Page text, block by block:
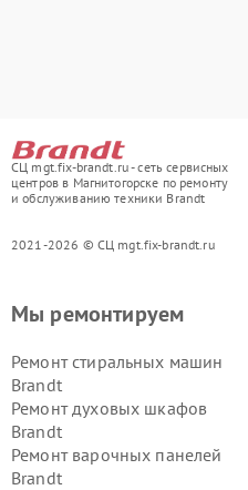
СЦ mgt.fix-brandt.ru - сеть сервисных
центров в Магнитогорске по ремонту
и обслуживанию техники Brandt
2021-2026 © СЦ mgt.fix-brandt.ru
Мы ремонтируем
Ремонт стиральных машин
Brandt
Ремонт духовых шкафов
Brandt
Ремонт варочных панелей
Brandt